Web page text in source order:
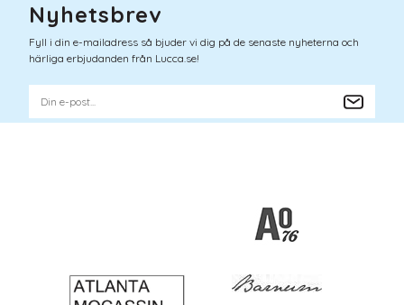
Nyhetsbrev
Fyll i din e-mailadress så bjuder vi dig på de senaste nyheterna och
härliga erbjudanden från Lucca.se!